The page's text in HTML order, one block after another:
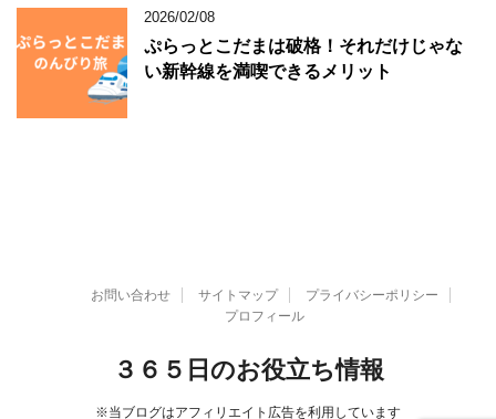
2026/02/08
ぷらっとこだまは破格！それだけじゃな
い新幹線を満喫できるメリット
お問い合わせ サイトマップ
プライバシーポリシー
プロフィール
３６５日のお役立ち情報
※当ブログはアフィリエイト広告を利用しています